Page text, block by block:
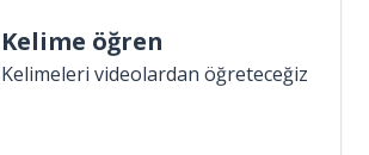
Kelime öğren
Kelimeleri videolardan öğreteceğiz